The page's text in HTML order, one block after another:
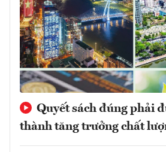
Quyết sách đúng phải
thành tăng trưởng chất